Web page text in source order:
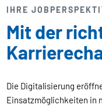
IHRE
Mit der
Die Digitalisierung
Einsatzmöglichkeiten in